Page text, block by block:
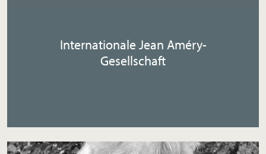
Internationale Jean Améry-
Gesellschaft